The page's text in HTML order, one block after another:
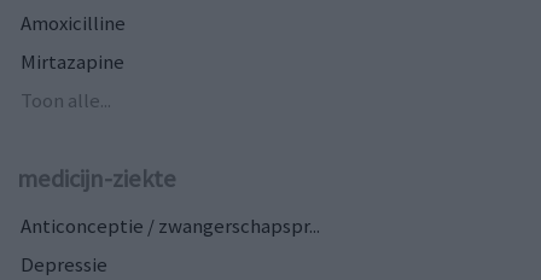
Amoxicilline
Mirtazapine
Toon alle...
medicijn-ziekte
Anticonceptie / zwangerschapspr...
Depressie